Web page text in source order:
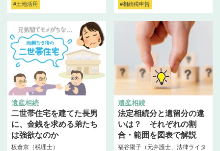
#土地活用 #相続税申告
遺産相続
二世帯住宅を建てた長男
に、金銭を求める弟たち
は強欲なのか
板倉京（税理士）
遺産相続
法定相続分と遺留分の違
いは？ それぞれの割
合・範囲を図表で解説
福谷陽子（元弁護士、法律ライタ